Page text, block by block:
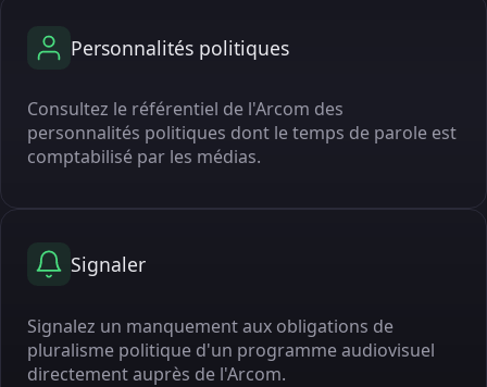
Personnalités politiques
Consultez le référentiel de l'Arcom des
personnalités politiques dont le temps de parole est
comptabilisé par les médias.
Signaler
Signalez un manquement aux obligations de
pluralisme politique d'un programme audiovisuel
directement auprès de l'Arcom.